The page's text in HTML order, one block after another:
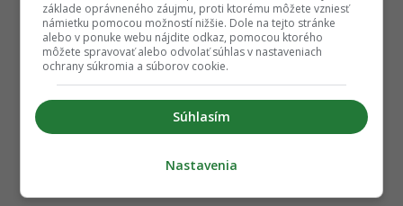
základe oprávneného záujmu, proti ktorému môžete vzniesť
námietku pomocou možností nižšie. Dole na tejto stránke
alebo v ponuke webu nájdite odkaz, pomocou ktorého
môžete spravovať alebo odvolať súhlas v nastaveniach
ochrany súkromia a súborov cookie.
Súhlasím
Nastavenia